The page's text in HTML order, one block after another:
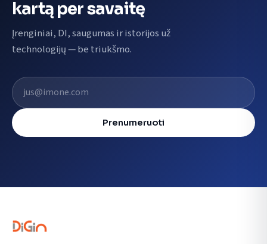
kartą per savaitę
Įrenginiai, DI, saugumas ir istorijos už
technologijų — be triukšmo.
El. pašto adresas
Prenumeruoti